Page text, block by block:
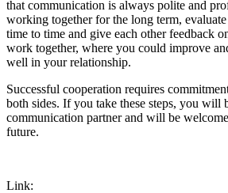
that communication is always polite and
working together for the long term,
time to time and give each other feedback
work together, where you could improve
well in your relationship.
Successful cooperation requires
both sides. If you take these steps, you will
communication partner and will be
future.
Link: